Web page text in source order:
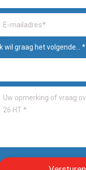
Ik wil graag het volgende... *